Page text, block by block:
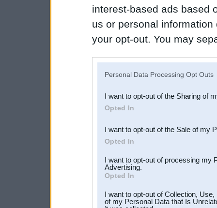
interest-based ads based
us or personal
your opt-out. You may
Downstream Participants
third parties.
Personal Data Processing Opt Outs
I want to opt-out of the Sharing of
Opted In
I want to opt-out of the Sale of my
Opted In
I want to opt-out of processing my
Advertising.
Opted In
I want to opt-out of Collection,
of my Personal Data that Is